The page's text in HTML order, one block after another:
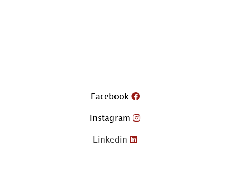
Facebook
Instagram
Linkedin